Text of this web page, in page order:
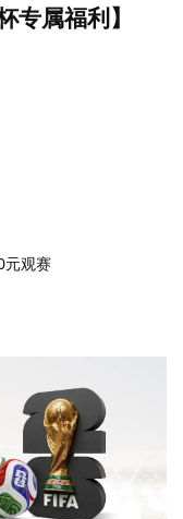
专属福利】
元观赛